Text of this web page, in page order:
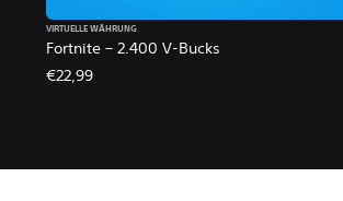
Fortnite – 2.400 V-Bucks
VIRTUELLE WÄHRUNG
€22,99